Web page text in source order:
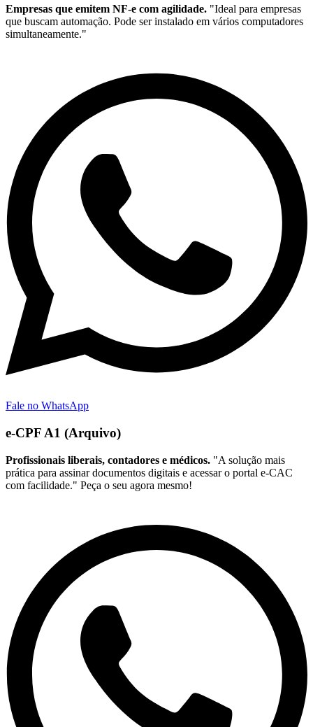
Empresas que emitem NF-e com agilidade. "Ideal para empresas
que buscam automação. Pode ser instalado em vários computadores
simultaneamente."
Fale no WhatsApp
e-CPF A1 (Arquivo)
Profissionais liberais, contadores e médicos. "A solução mais
prática para assinar documentos digitais e acessar o portal e-CAC
com facilidade." Peça o seu agora mesmo!